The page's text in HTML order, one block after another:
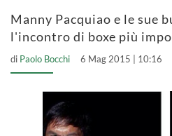
Manny Pacquiao e le sue
l'incontro di boxe più
di Paolo Bocchi 6 Mag 2015 | 10:16